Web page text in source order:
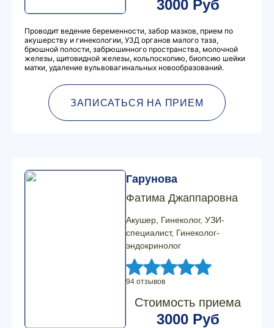
3000 Руб
Проводит ведение беременности, забор мазков, прием по
акушерству и гинекологии, УЗД органов малого таза,
брюшной полости, забрюшинного пространства, молочной
железы, щитовидной железы, кольпоскопию, биопсию шейки
матки, удаление вульвовагинальных новообразований.
ЗАПИСАТЬСЯ НА ПРИЕМ
Гарунова
Фатима Джаппаровна
Акушер, Гинеколог, УЗИ-
специалист, Гинеколог-
эндокринолог
94 отзывов
Стоимость приема
3000 Руб